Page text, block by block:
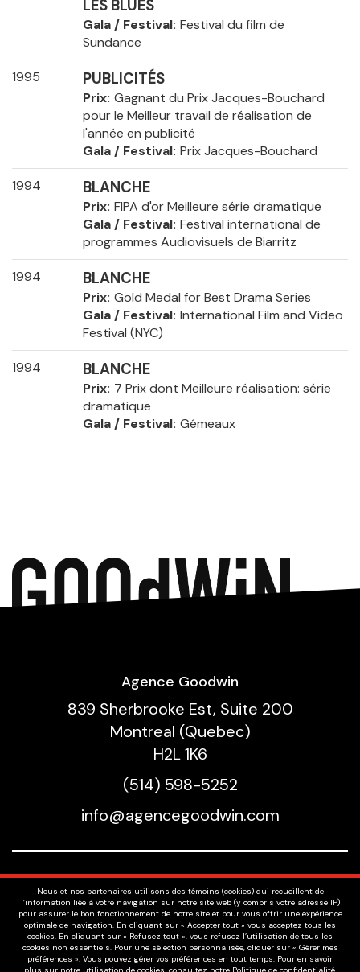
LES BLUES
Gala / Festival Festival du film de
Sundance
1995 PUBLICITÉS
Prix Gagnant du Prix Jacques-Bouchard
pour le Meilleur travail de réalisation de
l'année en publicité
Gala / Festival Prix Jacques-Bouchard
1994 BLANCHE
Prix FIPA d'or Meilleure série dramatique
Gala / Festival Festival international de
programmes Audiovisuels de Biarritz
1994 BLANCHE
Prix Gold Medal for Best Drama Series
Gala / Festival International Film and Video
Festival (NYC)
1994 BLANCHE
Prix 7 Prix dont Meilleure réalisation: série
dramatique
Gala / Festival Gémeaux
Nous et nos partenaires utilisons des témoins (cookies) qui recueillent de
l’information liée à votre navigation sur notre site web (y compris votre adresse IP)
pour assurer le bon fonctionnement de notre site et pour vous offrir une expérience
optimale de navigation. En cliquant sur « Accepter tout » vous acceptez tous les
cookies. En cliquant sur « Refusez tout », vous refusez l’utilisation de tous les
cookies non essentiels. Pour une sélection personnalisée, cliquer sur « Gérer mes
préférences ». Vous pouvez gérer vos préférences en tout temps. Pour en savoir
Agence Goodwin
839 Sherbrooke Est, Suite 200
Montreal (Quebec)
H2L 1K6
(514) 598-5252
info@agencegoodwin.com
Nos Talents
Voix
À Propos
Offres D'emplois